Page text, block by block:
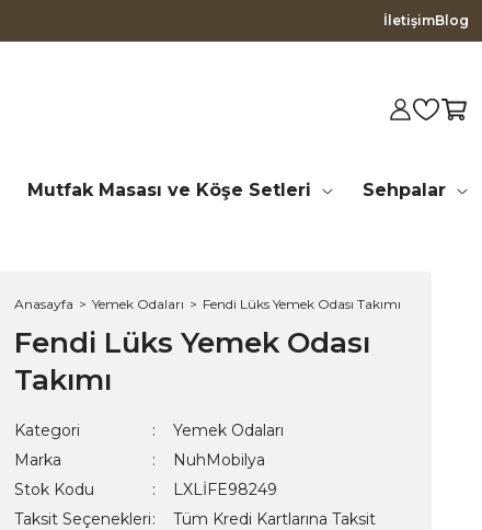
İletişimBlog
Mutfak Masası ve Köşe Setleri Sehpalar
Anasayfa Yemek Odaları Fendi Lüks Yemek Odası Takımı
Fendi Lüks Yemek Odası
Takımı
Kategori
Yemek Odaları
Marka
NuhMobilya
Stok Kodu
LXLİFE98249
Taksit Seçenekleri
Tüm Kredi Kartlarına Taksit